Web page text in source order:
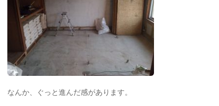
なんか、ぐっと進んだ感があります。